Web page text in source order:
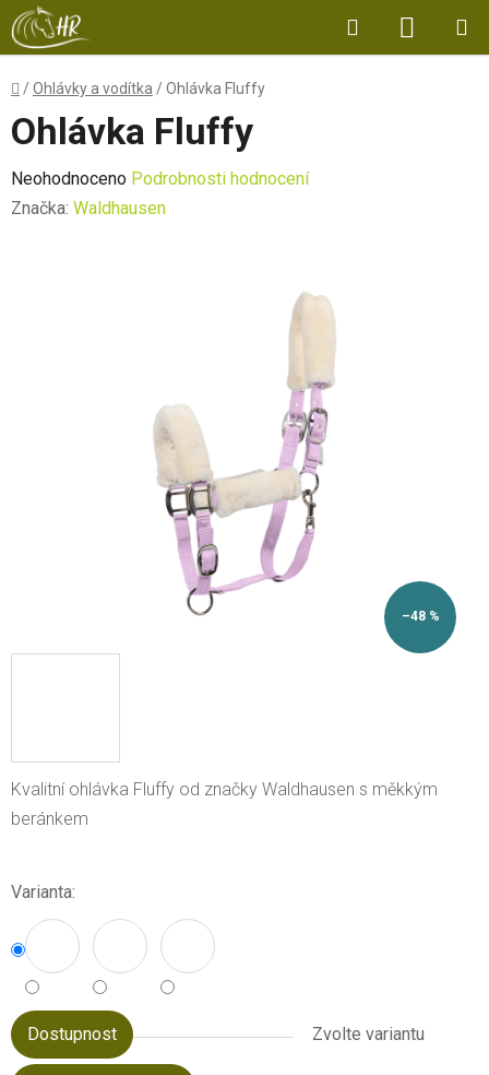
Přejít
na
obsah
Hledat
KOŠÍK
Domů
/Ohlávky a vodítka /Ohlávka Fluffy
Kvalitní ohlávka Fluffy od značky Waldhausen s měkkým
beránkem
Varianta:
Dostupnost Zvolte variantu
Ohlávka Fluffy
Průměrné
hodnocení
Neohodnoceno Podrobnosti hodnocení
Značka: Waldhausen
–48 %